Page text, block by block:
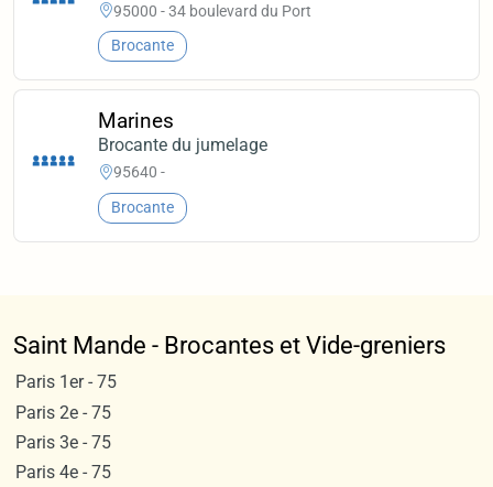
95000 - 34 boulevard du Port
Brocante
Marines
Brocante du jumelage
95640 -
Brocante
Saint Mande - Brocantes et Vide-greniers
Paris 1er - 75
Paris 2e - 75
Paris 3e - 75
Paris 4e - 75